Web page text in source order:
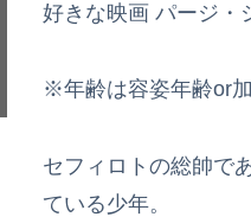
好きな映画 パージ・
※年齢は容姿年齢or
セフィロトの総帥で
ている少年。